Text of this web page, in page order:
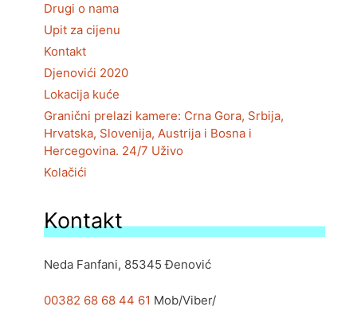
Drugi o nama
Upit za cijenu
Kontakt
Djenovići 2020
Lokacija kuće
Granični prelazi kamere: Crna Gora, Srbija,
Hrvatska, Slovenija, Austrija i Bosna i
Hercegovina. 24/7 Uživo
Kolačići
Kontakt
Neda Fanfani, 85345 Đenović
00382 68 68 44 61 Mob/Viber/